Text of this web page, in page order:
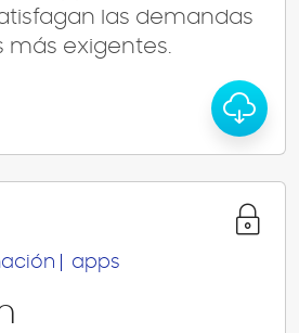
las demandas
más exigentes.
apps